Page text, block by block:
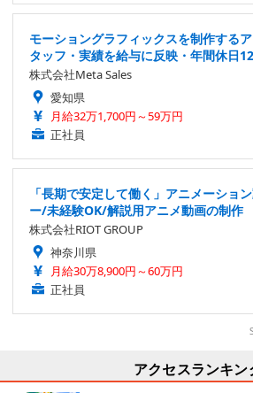
モーショングラフィックスを制作する
タッフ・実績を給与に反映・年間休日
株式会社Meta Sales
愛知県
月給32万1,700円～59万円
正社員
「長期で安定して働く」アニメーショ
ー/未経験OK/解説用アニメ動画の制作
株式会社RIOT GROUP
神奈川県
月給30万8,900円～60万円
正社員
アクセスランキン